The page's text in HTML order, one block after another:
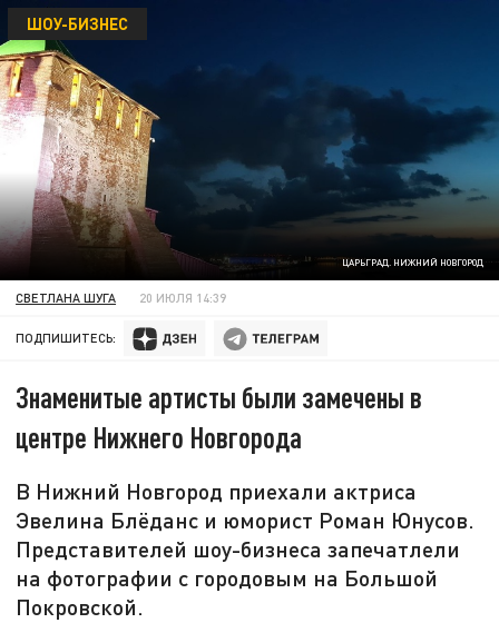
ЦАРЬГРАД. НИЖНИЙ НОВГОРОД
ШОУ-БИЗНЕС
СВЕТЛАНА ШУГА 20 ИЮЛЯ 14:39
ПОДПИШИТЕСЬ:
Знаменитые артисты были замечены в
центре Нижнего Новгорода
В Нижний Новгород приехали актриса
Эвелина Блёданс и юморист Роман Юнусов.
Представителей шоу-бизнеса запечатлели
на фотографии с городовым на Большой
Покровской.